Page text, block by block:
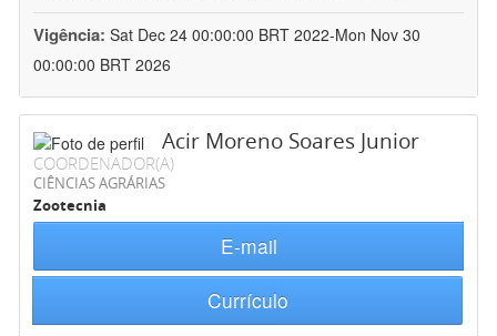
Vigência: Sat Dec 24 00:00:00 BRT 2022-Mon Nov 30
00:00:00 BRT 2026
Acir Moreno Soares Junior
COORDENADOR(A)
CIÊNCIAS AGRÁRIAS
Zootecnia
E-mail
Currículo